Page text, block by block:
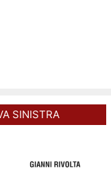
SINISTRA